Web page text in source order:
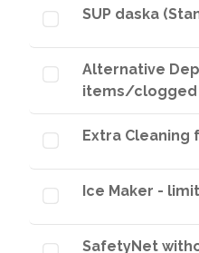
SUP daska
Alternative
items/clogged
Extra Cleaning
Ice Maker -
SafetyNet